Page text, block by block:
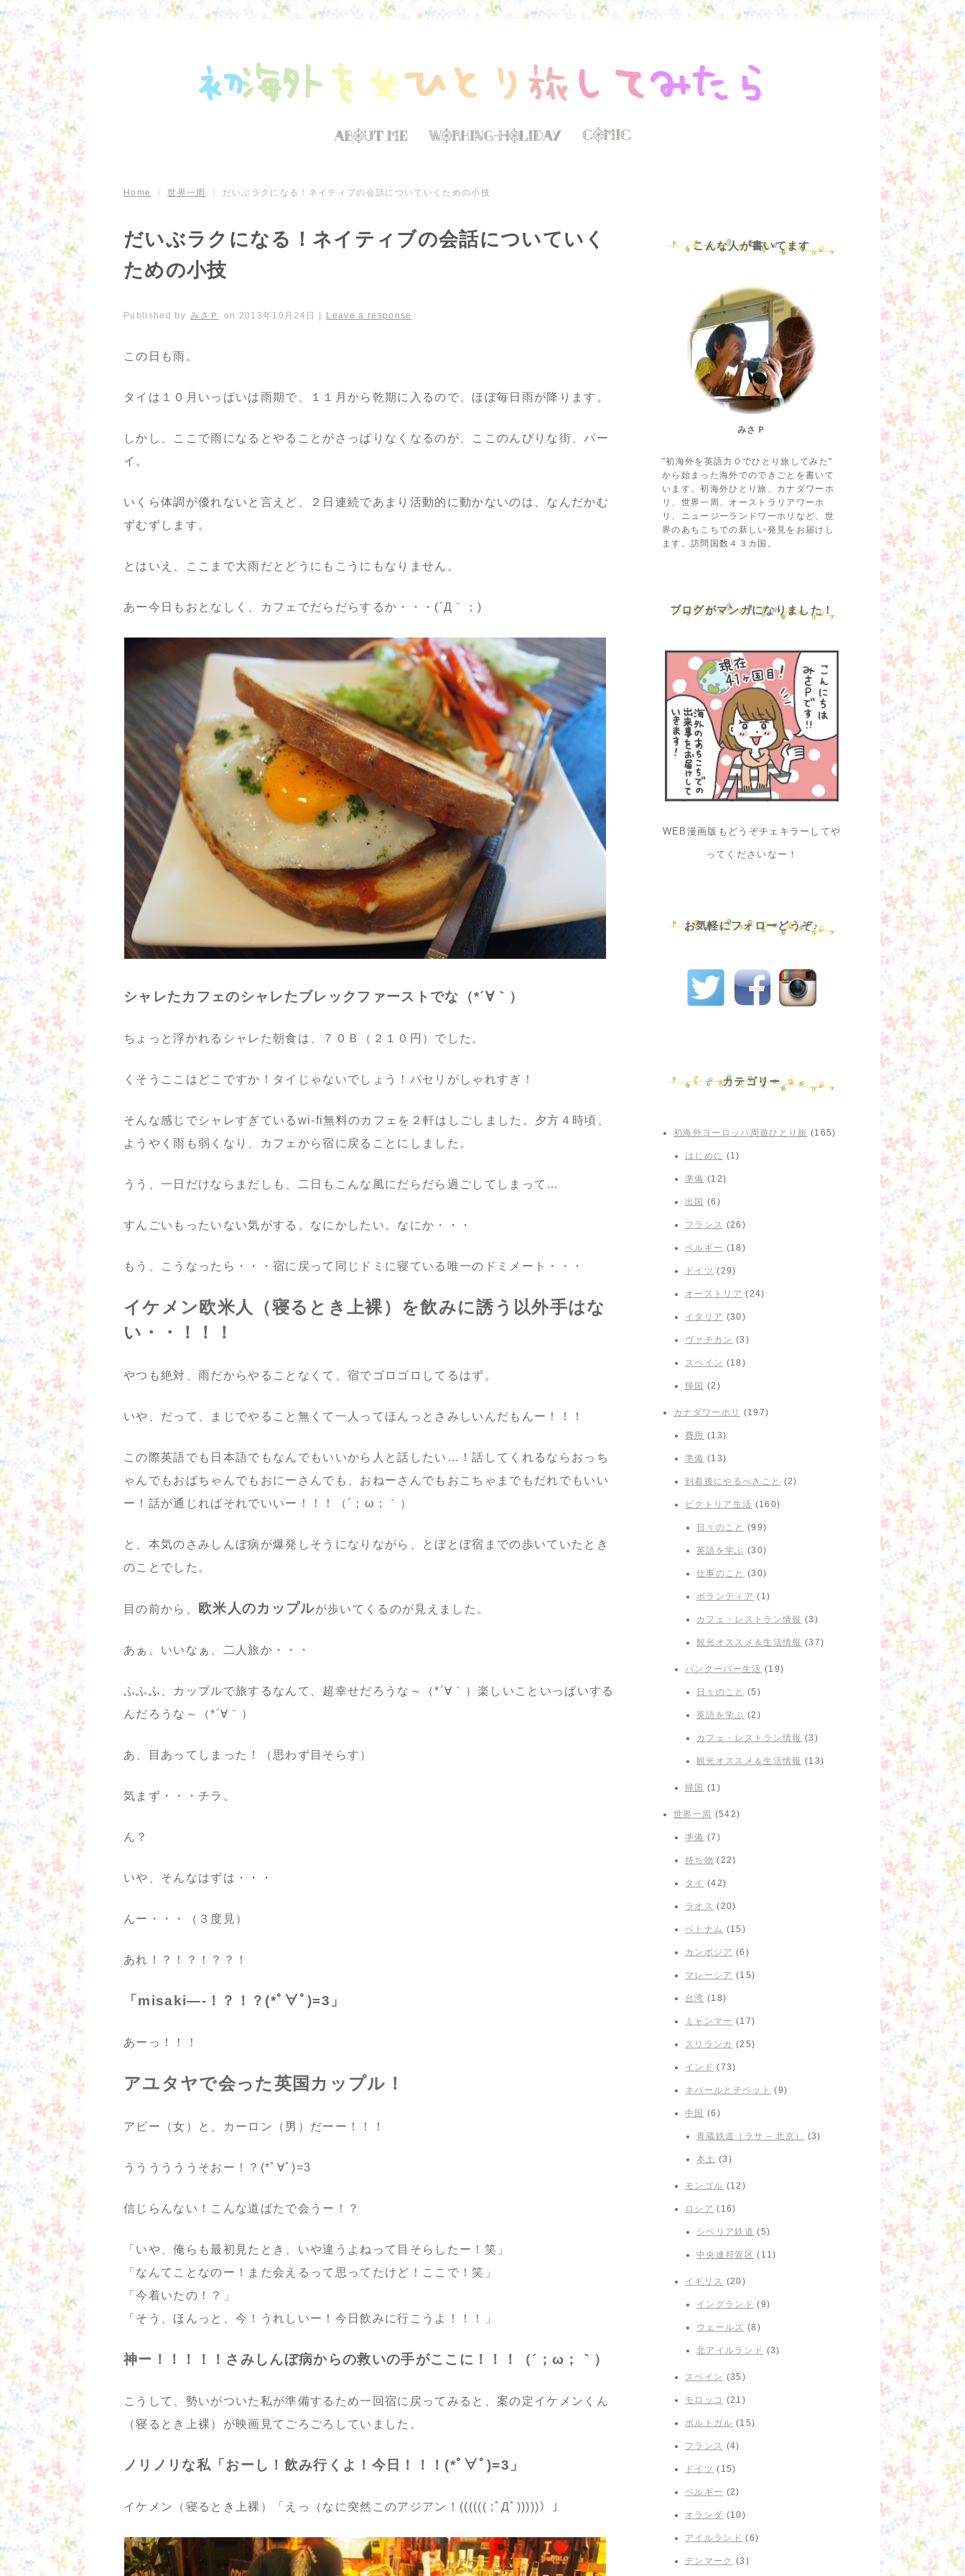
Home / 世界一周 / だいぶラクになる！ネイティブの会話についていくための小技
だいぶラクになる！ネイティブの会話についていく
ための小技
Published by みさＰ on 2013年10月24日 Leave a response
この日も雨。
タイは１０月いっぱいは雨期で、１１月から乾期に入るので、ほぼ毎日雨が降ります。
しかし、ここで雨になるとやることがさっぱりなくなるのが、ここのんびりな街、パー
イ。
いくら体調が優れないと言えど、２日連続であまり活動的に動かないのは、なんだかむ
ずむずします。
とはいえ、ここまで大雨だとどうにもこうにもなりません。
あー今日もおとなしく、カフェでだらだらするか・・・(´Д｀；)
シャレたカフェのシャレたブレックファーストでな（*´∀｀）
ちょっと浮かれるシャレた朝食は、７０Ｂ（２１０円）でした。
くそうここはどこですか！タイじゃないでしょう！パセリがしゃれすぎ！
そんな感じでシャレすぎているwi-fi無料のカフェを２軒はしごしました。夕方４時頃、
ようやく雨も弱くなり、カフェから宿に戻ることにしました。
うう、一日だけならまだしも、二日もこんな風にだらだら過ごしてしまって…
すんごいもったいない気がする。なにかしたい。なにか・・・
もう、こうなったら・・・宿に戻って同じドミに寝ている唯一のドミメート・・・
イケメン欧米人（寝るとき上裸）を飲みに誘う以外手はな
い・・！！！
やつも絶対、雨だからやることなくて、宿でゴロゴロしてるはず。
いや、だって、まじでやること無くて一人ってほんっとさみしいんだもんー！！！
この際英語でも日本語でもなんでもいいから人と話したい…！話してくれるならおっち
ゃんでもおばちゃんでもおにーさんでも、おねーさんでもおこちゃまでもだれでもいい
ー！話が通じればそれでいいー！！！（´；ω；｀）
と、本気のさみしんぼ病が爆発しそうになりながら、とぼとぼ宿までの歩いていたとき
のことでした。
目の前から、 欧米人のカップルが歩いてくるのが見えました。
あぁ、いいなぁ、二人旅か・・・
ふふふ、カップルで旅するなんて、超幸せだろうな～（*´∀｀）楽しいこといっぱいする
んだろうな～（*´∀｀）
あ、目あってしまった！（思わず目そらす）
気まず・・・チラ。
ん？
いや、そんなはずは・・・
んー・・・（３度見）
あれ！？！？！？？！
「misaki—-！？！？(*ﾟ∀ﾟ)=3」
あーっ！！！
アユタヤで会った英国カップル！
アビー（女）と、カーロン（男）だーー！！！
ううううううそおー！？(*ﾟ∀ﾟ)=3
信じらんない！こんな道ばたで会うー！？
「いや、俺らも最初見たとき、いや違うよねって目そらしたー！笑」
「なんてことなのー！また会えるって思ってたけど！ここで！笑」
「今着いたの！？」
「そう、ほんっと、今！うれしいー！今日飲みに行こうよ！！！」
神ー！！！！！さみしんぼ病からの救いの手がここに！！！（´；ω；｀）
こうして、勢いがついた私が準備するため一回宿に戻ってみると、案の定イケメンくん
（寝るとき上裸）が映画見てごろごろしていました。
ノリノリな私「おーし！飲み行くよ！今日！！！(*ﾟ∀ﾟ)=3」
イケメン（寝るとき上裸）「えっ（なに突然このアジアン！(((((( ;ﾟДﾟ)))))）」
こんな人が書いてます
みさＰ
"初海外を英語力０でひとり旅してみた"
から始まった海外でのできごとを書いて
います。初海外ひとり旅、カナダワーホ
リ、世界一周、オーストラリアワーホ
リ、ニュージーランドワーホリなど、世
界のあちこちでの新しい発見をお届けし
ます。訪問国数４３カ国。
ブログがマンガになりました！
WEB漫画版もどうぞチェキラーしてや
ってくださいなー！
お気軽にフォローどうぞ♪
カテゴリー
初海外ヨーロッパ周遊ひとり旅 (165)
はじめに (1)
準備 (12)
出国 (6)
フランス (26)
ベルギー (18)
ドイツ (29)
オーストリア (24)
イタリア (30)
ヴァチカン (3)
スペイン (18)
帰国 (2)
カナダワーホリ (197)
費用 (13)
準備 (13)
到着後にやるべきこと (2)
ビクトリア生活 (160)
日々のこと (99)
英語を学ぶ (30)
仕事のこと (30)
ボランティア (1)
カフェ・レストラン情報 (3)
観光オススメ＆生活情報 (37)
バンクーバー生活 (19)
日々のこと (5)
英語を学ぶ (2)
カフェ・レストラン情報 (3)
観光オススメ＆生活情報 (13)
帰国 (1)
世界一周 (542)
準備 (7)
持ち物 (22)
タイ (42)
ラオス (20)
ベトナム (15)
カンボジア (6)
マレーシア (15)
台湾 (18)
ミャンマー (17)
スリランカ (25)
インド (73)
ネパールとチベット (9)
中国 (6)
青蔵鉄道（ラサ – 北京） (3)
本土 (3)
モンゴル (12)
ロシア (16)
シベリア鉄道 (5)
中央連邦管区 (11)
イギリス (20)
イングランド (9)
ウェールズ (8)
北アイルランド (3)
スペイン (35)
モロッコ (21)
ポルトガル (15)
フランス (4)
ドイツ (15)
ベルギー (2)
オランダ (10)
アイルランド (6)
デンマーク (3)